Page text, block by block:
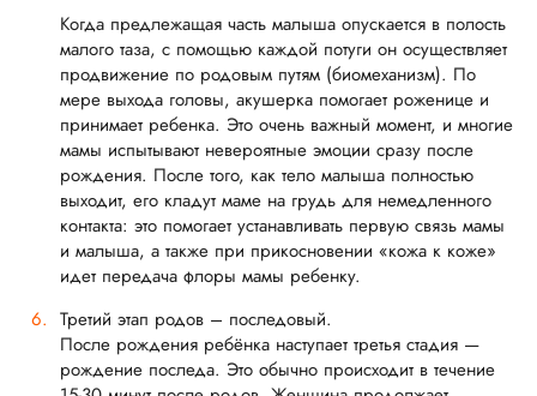
Когда предлежащая часть малыша опускается в полость
малого таза, с помощью каждой потуги он осуществляет
продвижение по родовым путям (биомеханизм). По
мере выхода головы, акушерка помогает роженице и
принимает ребенка. Это очень важный момент, и многие
мамы испытывают невероятные эмоции сразу после
рождения. После того, как тело малыша полностью
выходит, его кладут маме на грудь для немедленного
контакта: это помогает устанавливать первую связь мамы
и малыша, а также при прикосновении «кожа к коже»
идет передача флоры мамы ребенку.
Третий этап родов – последовый.
После рождения ребёнка наступает третья стадия —
рождение последа. Это обычно происходит в течение